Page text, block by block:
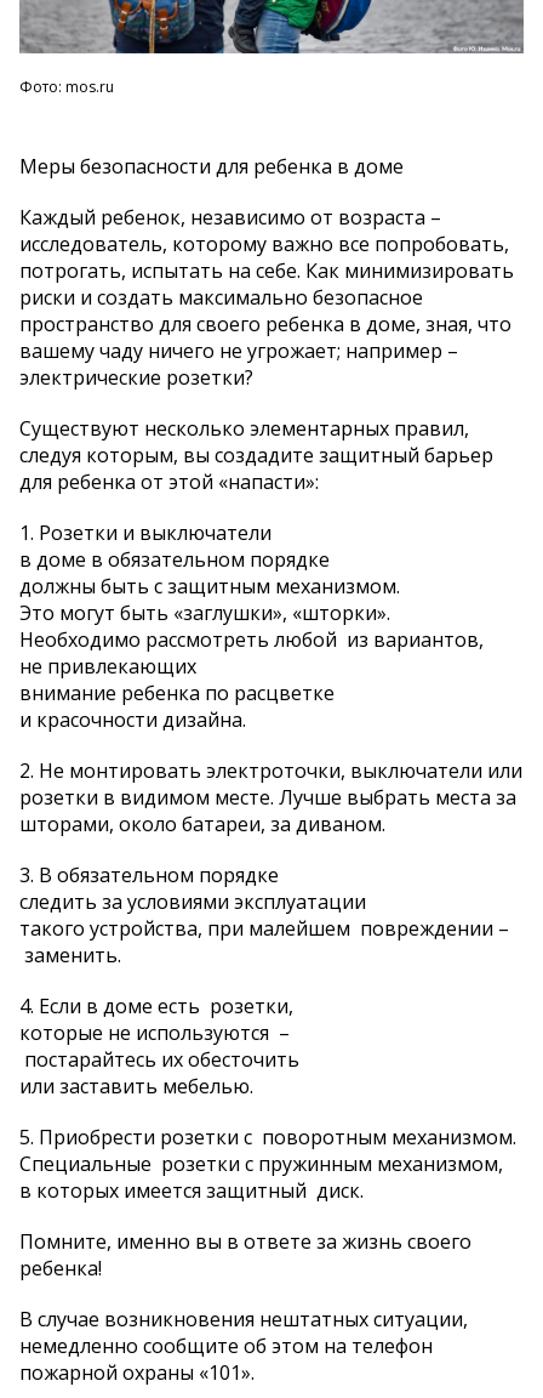
Фото: mos.ru
Меры безопасности для ребенка в доме
Каждый ребенок, независимо от возраста –
исследователь, которому важно все попробовать,
потрогать, испытать на себе. Как минимизировать
риски и создать максимально безопасное
пространство для своего ребенка в доме, зная, что
вашему чаду ничего не угрожает; например –
электрические розетки?
Существуют несколько элементарных правил,
следуя которым, вы создадите защитный барьер
для ребенка от этой «напасти»:
1. Розетки и выключатели
в доме в обязательном порядке
должны быть с защитным механизмом.
Это могут быть «заглушки», «шторки».
Необходимо рассмотреть любой из вариантов,
не привлекающих
внимание ребенка по расцветке
и красочности дизайна.
2. Не монтировать электроточки, выключатели или
розетки в видимом месте. Лучше выбрать места за
шторами, около батареи, за диваном.
3. В обязательном порядке
следить за условиями эксплуатации
такого устройства, при малейшем повреждении –
заменить.
4. Если в доме есть розетки,
которые не используются –
постарайтесь их обесточить
или заставить мебелью.
5. Приобрести розетки с поворотным механизмом.
Специальные розетки с пружинным механизмом,
в которых имеется защитный диск.
Помните, именно вы в ответе за жизнь своего
ребенка!
В случае возникновения нештатных ситуации,
немедленно сообщите об этом на телефон
пожарной охраны «101».